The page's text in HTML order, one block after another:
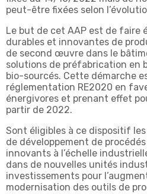
peut-être fixées selon
Le but de cet AAP est de faire
durables et innovantes de
de second œuvre dans le
solutions de préfabrication en
bio-sourcés. Cette démarche
réglementation RE2020 en
énergivores et prenant effet
partir de 2022.
Sont éligibles à ce dispositif
de développement de
innovants à l’échelle
dans de nouvelles unités
investissements pour
modernisation des outils de